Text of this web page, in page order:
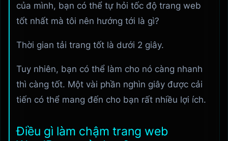
của mình, bạn có thể tự hỏi tốc độ trang web
tốt nhất mà tôi nên hướng tới là gì?
Thời gian tải trang tốt là dưới 2 giây.
Tuy nhiên, bạn có thể làm cho nó càng nhanh
thì càng tốt. Một vài phần nghìn giây được cải
tiến có thể mang đến cho bạn rất nhiều lợi ích.
Điều gì làm chậm trang web